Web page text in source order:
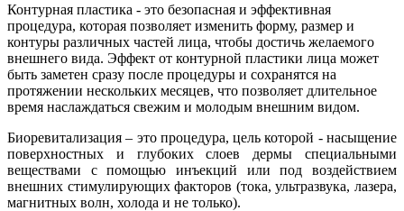
Контурная пластика - это безопасная и эффективная
процедура, которая позволяет изменить форму, размер и
контуры различных частей лица, чтобы достичь желаемого
внешнего вида. Эффект от контурной пластики лица может
быть заметен сразу после процедуры и сохранятся на
протяжении нескольких месяцев, что позволяет длительное
время наслаждаться свежим и молодым внешним видом.
Биоревитализация – это процедура, цель которой - насыщение
поверхностных и глубоких слоев дермы специальными
веществами с помощью инъекций или под воздействием
внешних стимулирующих факторов (тока, ультразвука, лазера,
магнитных волн, холода и не только).